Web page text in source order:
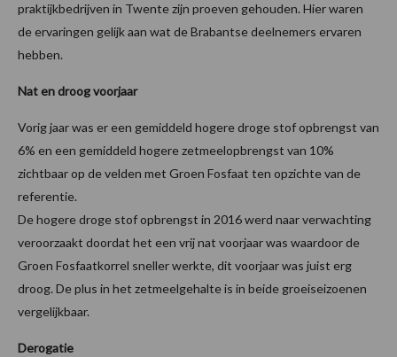
praktijkbedrijven in Twente zijn proeven gehouden. Hier waren
de ervaringen gelijk aan wat de Brabantse deelnemers ervaren
hebben.
Nat en droog voorjaar
Vorig jaar was er een gemiddeld hogere droge stof opbrengst van
6% en een gemiddeld hogere zetmeelopbrengst van 10%
zichtbaar op de velden met Groen Fosfaat ten opzichte van de
referentie.
De hogere droge stof opbrengst in 2016 werd naar verwachting
veroorzaakt doordat het een vrij nat voorjaar was waardoor de
Groen Fosfaatkorrel sneller werkte, dit voorjaar was juist erg
droog. De plus in het zetmeelgehalte is in beide groeiseizoenen
vergelijkbaar.
Derogatie